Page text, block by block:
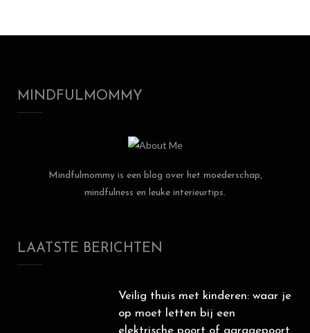
MINDFULMOMMY
Mindfulmommy is een blog over het moederschap,
mindfulness en leuke interieurtips.
LAATSTE BERICHTEN
Veilig thuis met kinderen: waar je
op moet letten bij een